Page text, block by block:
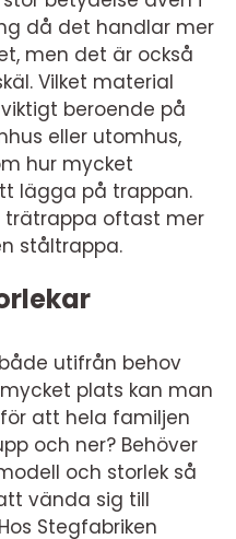
då det handlar mer
men det är också
Vilket material
beroende på
eller utomhus,
hur mycket
lägga på trappan.
trätrappa oftast mer
ståltrappa.
utifrån behov
plats kan man
att hela familjen
och ner? Behöver
och storlek så
vända sig till
Stegfabriken